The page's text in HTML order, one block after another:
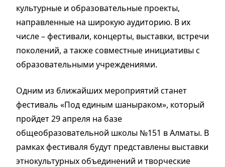
культурные и образовательные проекты,
направленные на широкую аудиторию. В их
числе – фестивали, концерты, выставки, встречи
поколений, а также совместные инициативы с
образовательными учреждениями.
Одним из ближайших мероприятий станет
фестиваль «Под единым шаныраком», который
пройдет 29 апреля на базе
общеобразовательной школы №151 в Алматы. В
рамках фестиваля будут представлены выставки
этнокультурных объединений и творческие